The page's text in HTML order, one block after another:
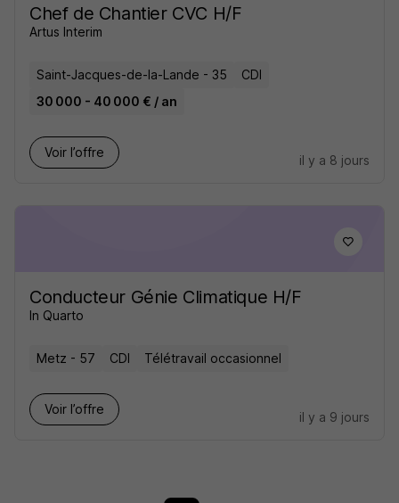
Chef de Chantier CVC H/F
Artus Interim
Saint-Jacques-de-la-Lande - 35
CDI
30 000 - 40 000 € / an
Voir l’offre
il y a 8 jours
Conducteur Génie Climatique H/F
In Quarto
Metz - 57 CDI Télétravail occasionnel
Voir l’offre
il y a 9 jours